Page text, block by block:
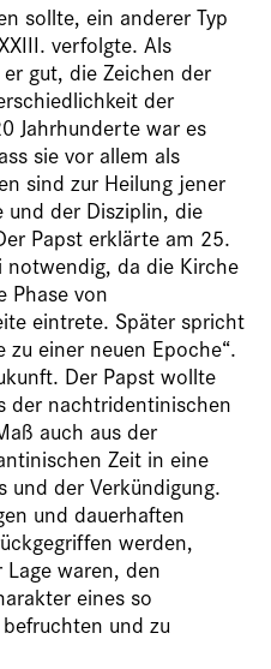
sollte, ein anderer Typ
verfolgte. Als
gut, die Zeichen der
der
Jahrhunderte war es
sie vor allem als
sind zur Heilung jener
und der Disziplin, die
Papst erklärte am 25.
notwendig, da die Kirche
Phase von
eintrete. Später spricht
einer neuen Epoche“.
Der Papst wollte
der nachtridentinischen
auch aus der
Zeit in eine
und der Verkündigung.
und dauerhaften
werden,
waren, den
eines so
und zu